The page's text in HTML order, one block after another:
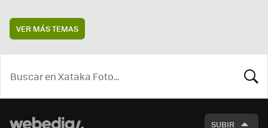
VER MÁS TEMAS
SUBIR